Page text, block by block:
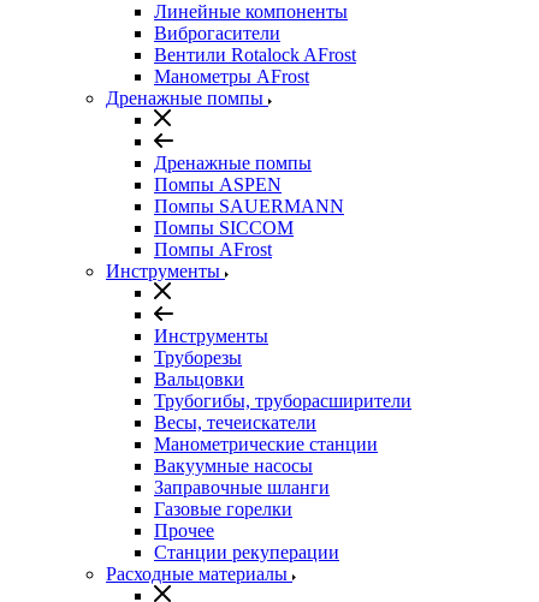
Линейные компоненты
Виброгасители
Вентили Rotalock AFrost
Манометры AFrost
Дренажные помпы
Дренажные помпы
Помпы ASPEN
Помпы SAUERMANN
Помпы SICCOM
Помпы AFrost
Инструменты
Инструменты
Труборезы
Вальцовки
Трубогибы, труборасширители
Весы, течеискатели
Манометрические станции
Вакуумные насосы
Заправочные шланги
Газовые горелки
Прочее
Станции рекуперации
Расходные материалы